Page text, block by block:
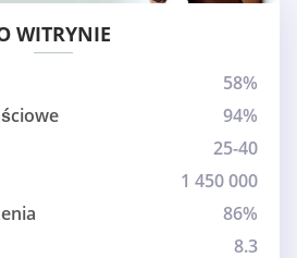
WITRYNIE
58%
94%
25-40
1 450 000
86%
8.3